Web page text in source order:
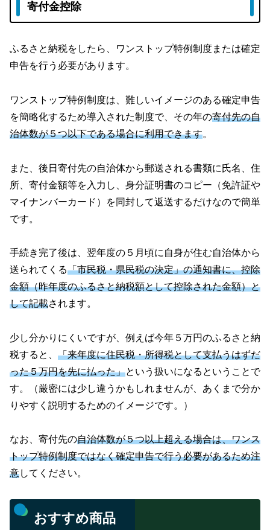
寄付金控除
ふるさと納税をしたら、ワンストップ特例制度または確定
申告を行う必要があります。
ワンストップ特例制度は、難しいイメージのある確定申告
を簡略化するため導入された制度で、その年の寄付先の自
治体数が５つ以下である場合に利用できます。
また、後日寄付先の自治体から郵送される書類に氏名、住
所、寄付金額等を入力し、身分証明書のコピー（免許証や
マイナンバーカード）を同封して返送するだけなので簡単
です。
手続き完了後は、翌年度の５月頃に自身が住む自治体から
送られてくる「市民税・県民税の決定」の通知書に、控除
金額（昨年度のふるさと納税額として控除された金額）と
して記載されます。
少し分かりにくいですが、例えば今年５万円のふるさと納
税すると、 「来年度に住民税・所得税として支払うはずだ
った５万円を先に払った」という扱いになるということで
す。（厳密には少し違うかもしれませんが、あくまで分か
りやすく説明するためのイメージです。）
なお、寄付先の自治体数が５つ以上超える場合は、ワンス
トップ特例制度ではなく確定申告で行う必要があるため注
意してください。
おすすめ商品